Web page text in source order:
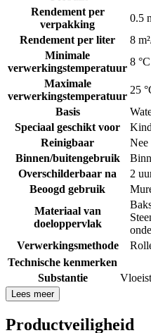
Rendement per
verpakking
0.5
Rendement per liter
8
Minimale
verwerkingstemperatuur
8 °C
Maximale
verwerkingstemperatuur
25
Basis
Speciaal geschikt voor
Reinigbaar
Nee
Binnen/buitengebruik
Overschilderbaar na
2
Beoogd gebruik
Materiaal van
doeloppervlak
Verwerkingsmethode
Technische kenmerken
Substantie
Lees meer
Productveiligheid